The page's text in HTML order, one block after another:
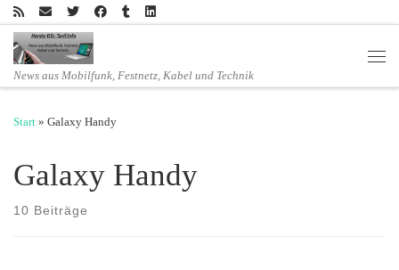
Zum Inhalt springen
News aus Mobilfunk, Festnetz, Kabel und Technik
Start » Galaxy Handy
Galaxy Handy
10 Beiträge